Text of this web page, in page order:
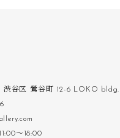
渋谷区 鶯谷町 12-6 LOKO bldg.
〜18:00